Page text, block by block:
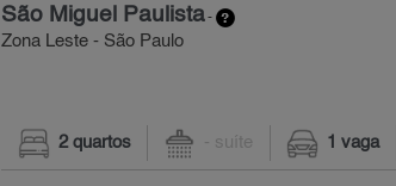
São Miguel Paulista-
Zona Leste - São Paulo
2 quartos - suíte 1 vaga